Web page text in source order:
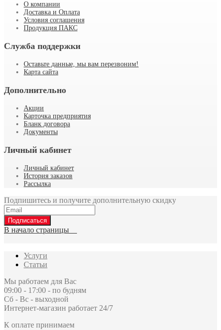
О компании
Доставка и Оплата
Условия соглашения
Продукция ПАКС
Служба поддержки
Оставьте данные, мы вам перезвоним!
Карта сайта
Дополнительно
Акции
Карточка предприятия
Бланк договора
Документы
Личный кабинет
Личный кабинет
История заказов
Рассылка
Подпишитесь и получите дополнительную скидку
Подписаться
В начало страницы
Услуги
Статьи
Мы работаем для Вас
09:00 - 17:00 - по будням
Сб - Вс - выходной
Интернет-магазин работает 24/7
К оплате принимаем